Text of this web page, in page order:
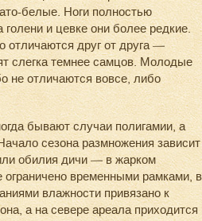
белые. Ноги полностью
и цевке они более редкие.
друг от друга —
слегка темнее самцов. Молодые
не отличаются вовсе, либо
бывают случаи полигамии, а
сезона размножения зависит
обилия дичи — в жарком
ограничено временными рамками, в
влажности привязано к
а на севере ареала приходится